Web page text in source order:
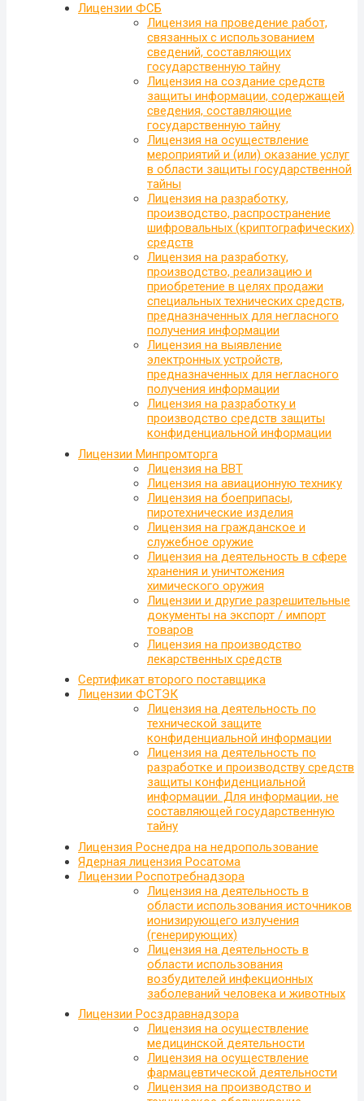
Лицензии ФСБ
Лицензия на проведение работ,
связанных с использованием
сведений, составляющих
государственную тайну
Лицензия на создание средств
защиты информации, содержащей
сведения, составляющие
государственную тайну
Лицензия на осуществление
мероприятий и (или) оказание услуг
в области защиты государственной
тайны
Лицензия на разработку,
производство, распространение
шифровальных (криптографических)
средств
Лицензия на разработку,
производство, реализацию и
приобретение в целях продажи
специальных технических средств,
предназначенных для негласного
получения информации
Лицензия на выявление
электронных устройств,
предназначенных для негласного
получения информации
Лицензия на разработку и
производство средств защиты
конфиденциальной информации
Лицензии Минпромторга
Лицензия на ВВТ
Лицензия на авиационную технику
Лицензия на боеприпасы,
пиротехнические изделия
Лицензия на гражданское и
служебное оружие
Лицензия на деятельность в сфере
хранения и уничтожения
химического оружия
Лицензии и другие разрешительные
документы на экспорт / импорт
товаров
Лицензия на производство
лекарственных средств
Сертификат второго поставщика
Лицензии ФСТЭК
Лицензия на деятельность по
технической защите
конфиденциальной информации
Лицензия на деятельность по
разработке и производству средств
защиты конфиденциальной
информации. Для информации, не
составляющей государственную
тайну
Лицензия Роснедра на недропользование
Ядерная лицензия Росатома
Лицензии Роспотребнадзора
Лицензия на деятельность в
области использования источников
ионизирующего излучения
(генерирующих)
Лицензия на деятельность в
области использования
возбудителей инфекционных
заболеваний человека и животных
Лицензии Росздравнадзора
Лицензия на осуществление
медицинской деятельности
Лицензия на осуществление
фармацевтической деятельности
Лицензия на производство и